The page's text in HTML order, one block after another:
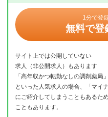
1分で登
無料で登
サイト上では公開していない
求人（非公開求人）もあります
「高年収かつ転勤なしの調剤薬局
といった人気求人の場合、「マイ
にご紹介してしまうこともあるた
こともあります。